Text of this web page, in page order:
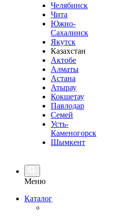
Челябинск
Чита
Южно-
Сахалинск
Якутск
Казахстан
Актобе
Алматы
Астана
Атырау
Кокшетау
Павлодар
Семей
Усть-
Каменогорск
Шымкент
Меню
Каталог